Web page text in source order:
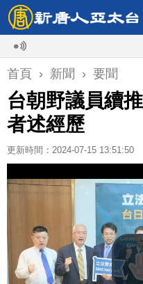
首頁 › 新聞 › 要聞
台朝野議員續
者述經歷
更新時間：2024-07-15 13:51:50